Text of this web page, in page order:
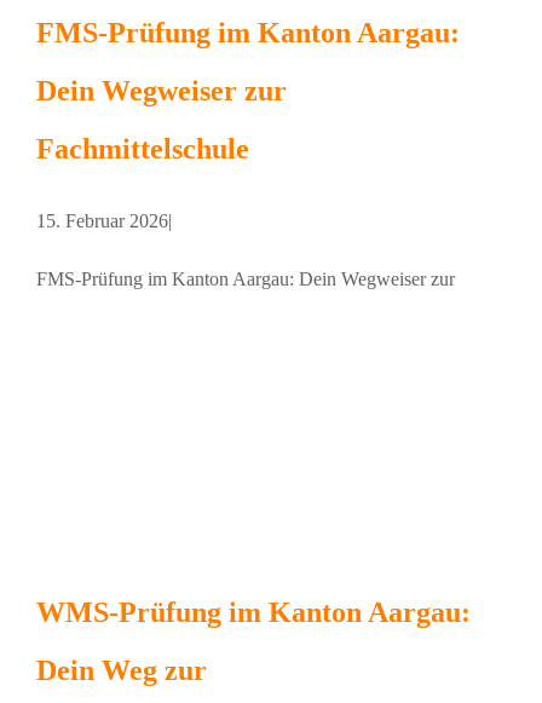
FMS-Prüfung im Kanton Aargau:
Dein Wegweiser zur
Fachmittelschule
15. Februar 2026|
FMS-Prüfung im Kanton Aargau: Dein Wegweiser zur
WMS-Prüfung im Kanton Aargau:
Dein Weg zur